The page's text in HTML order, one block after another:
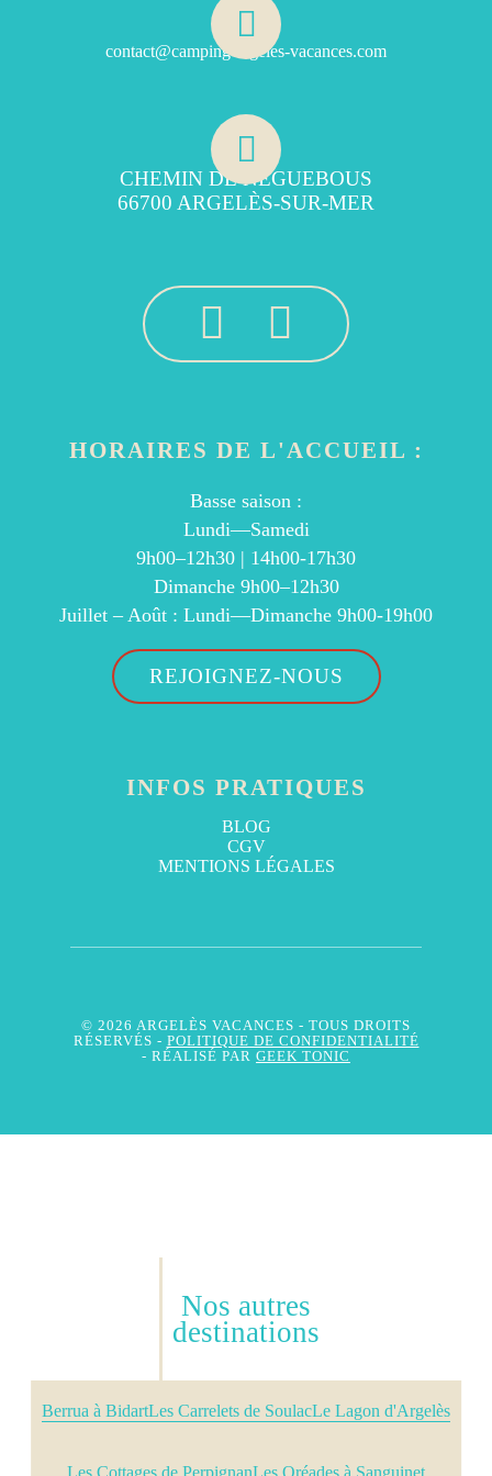
contact@camping-argeles-vacances.com
CHEMIN DE NÉGUEBOUS
66700 ARGELÈS-SUR-MER
HORAIRES DE L'ACCUEIL :
Basse saison :
Lundi—Samedi
9h00–12h30 | 14h00-17h30
Dimanche 9h00–12h30
Juillet – Août : Lundi—Dimanche 9h00-19h00
REJOIGNEZ-NOUS
INFOS PRATIQUES
BLOG
CGV
MENTIONS LÉGALES
© 2026 ARGELÈS VACANCES - TOUS DROITS
RÉSERVÉS - POLITIQUE DE CONFIDENTIALITÉ
- RÉALISÉ PAR GEEK TONIC
Nos autres
destinations
Berrua à BidartLes Carrelets de SoulacLe Lagon d'Argelès
Les Cottages de PerpignanLes Oréades à Sanguinet